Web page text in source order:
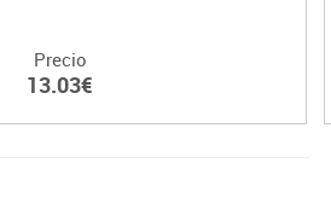
Precio
13.03€